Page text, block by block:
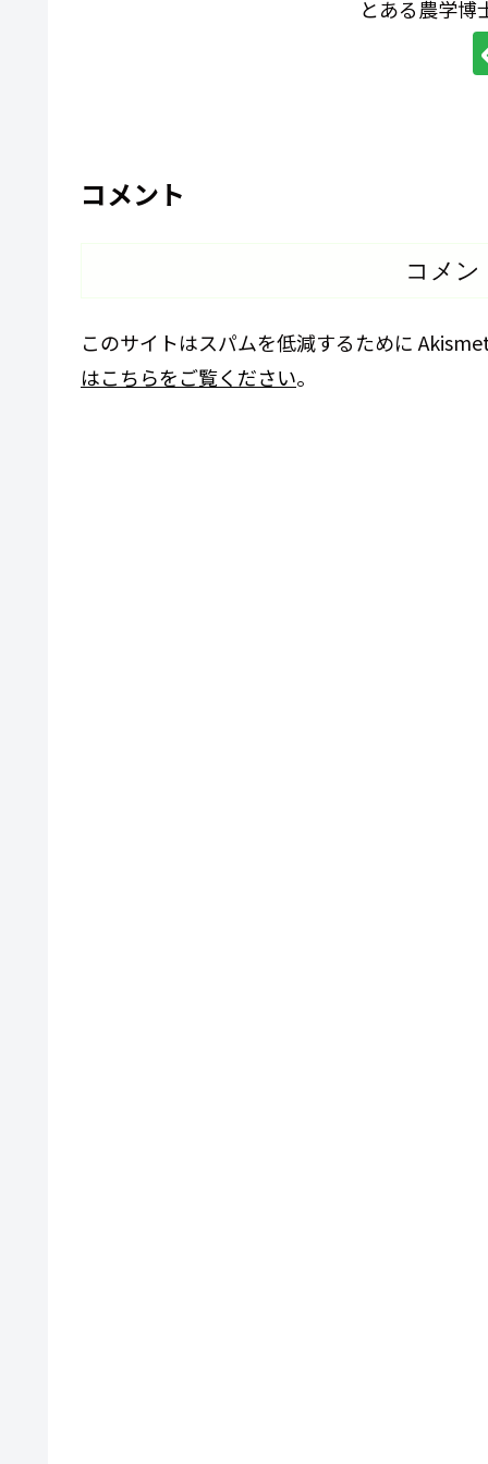
とある農学博
コメント
コメン
このサイトはスパムを低減するために
はこちらをご覧ください。